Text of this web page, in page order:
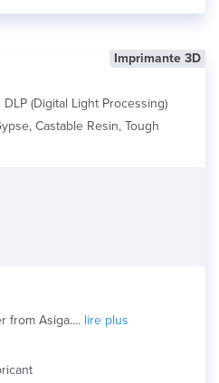
Imprimante 3D
DLP (Digital Light Processing)
Castable Resin, Tough
from Asiga.... lire plus